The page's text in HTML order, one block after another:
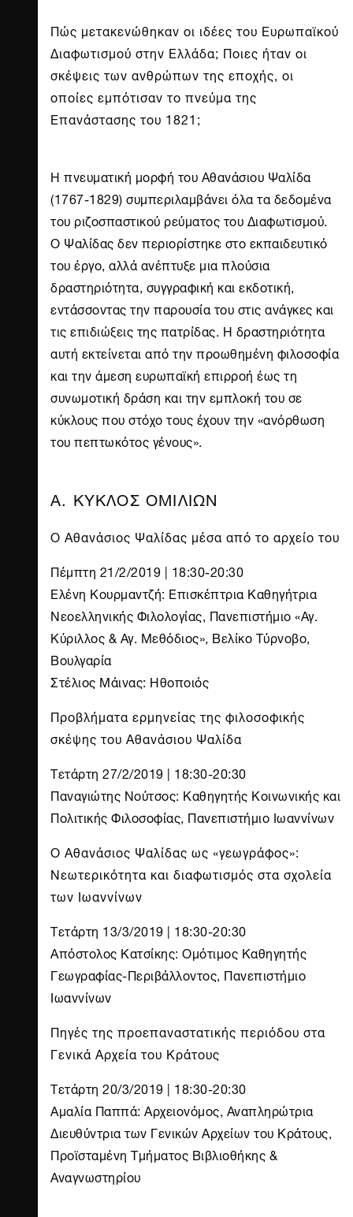
Πώς μετακενώθηκαν οι ιδέες του Ευρωπαϊκού
Διαφωτισμού στην Ελλάδα; Ποιες ήταν οι
σκέψεις των ανθρώπων της εποχής, οι
οποίες εμπότισαν το πνεύμα της
Επανάστασης του 1821;
Η πνευματική μορφή του Αθανάσιου Ψαλίδα
(1767-1829) συμπεριλαμβάνει όλα τα δεδομένα
του ριζοσπαστικού ρεύματος του Διαφωτισμού.
Ο Ψαλίδας δεν περιορίστηκε στο εκπαιδευτικό
του έργο, αλλά ανέπτυξε μια πλούσια
δραστηριότητα, συγγραφική και εκδοτική,
εντάσσοντας την παρουσία του στις ανάγκες και
τις επιδιώξεις της πατρίδας. Η δραστηριότητα
αυτή εκτείνεται από την προωθημένη φιλοσοφία
και την άμεση ευρωπαϊκή επιρροή έως τη
συνωμοτική δράση και την εμπλοκή του σε
κύκλους που στόχο τους έχουν την «ανόρθωση
του πεπτωκότος γένους».
Α. ΚΥΚΛΟΣ ΟΜΙΛΙΩΝ
Ο Αθανάσιος Ψαλίδας μέσα από το αρχείο του
Πέμπτη 21/2/2019 | 18:30-20:30
Ελένη Κουρμαντζή: Επισκέπτρια Καθηγήτρια
Νεοελληνικής Φιλολογίας, Πανεπιστήμιο «Αγ.
Κύριλλος & Αγ. Μεθόδιος», Βελίκο Τύρνοβο,
Βουλγαρία
Στέλιος Μάινας: Ηθοποιός
Προβλήματα ερμηνείας της φιλοσοφικής
σκέψης του Αθανάσιου Ψαλίδα
Τετάρτη 27/2/2019 | 18:30-20:30
Παναγιώτης Νούτσος: Καθηγητής Κοινωνικής και
Πολιτικής Φιλοσοφίας, Πανεπιστήμιο Ιωαννίνων
Ο Αθανάσιος Ψαλίδας ως «γεωγράφος»:
Νεωτερικότητα και διαφωτισμός στα σχολεία
των Ιωαννίνων
Τετάρτη 13/3/2019 | 18:30-20:30
Απόστολος Κατσίκης: Ομότιμος Καθηγητής
Γεωγραφίας-Περιβάλλοντος, Πανεπιστήμιο
Ιωαννίνων
Πηγές της προεπαναστατικής περιόδου στα
Γενικά Αρχεία του Κράτους
Τετάρτη 20/3/2019 | 18:30-20:30
Αμαλία Παππά: Αρχειονόμος, Αναπληρώτρια
Διευθύντρια των Γενικών Αρχείων του Κράτους,
Προϊσταμένη Τμήματος Βιβλιοθήκης &
Αναγνωστηρίου